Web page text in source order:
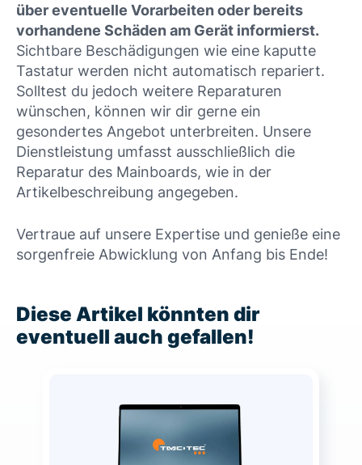
über eventuelle Vorarbeiten oder bereits
vorhandene Schäden am Gerät informierst.
Sichtbare Beschädigungen wie eine kaputte
Tastatur werden nicht automatisch repariert.
Solltest du jedoch weitere Reparaturen
wünschen, können wir dir gerne ein
gesondertes Angebot unterbreiten. Unsere
Dienstleistung umfasst ausschließlich die
Reparatur des Mainboards, wie in der
Artikelbeschreibung angegeben.
Vertraue auf unsere Expertise und genieße eine
sorgenfreie Abwicklung von Anfang bis Ende!
Diese Artikel könnten dir
eventuell auch gefallen!